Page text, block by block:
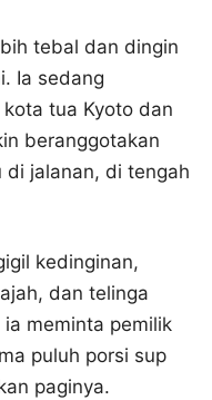
tebal dan dingin
Ia sedang
tua Kyoto dan
beranggotakan
di jalanan, di tengah
kedinginan,
dan telinga
meminta pemilik
puluh porsi sup
paginya.